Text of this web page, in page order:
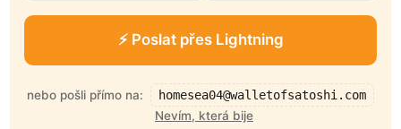
⚡ Poslat přes Lightning
nebo pošli přímo na:
homesea04@walletofsatoshi.com
Nevím, která bije